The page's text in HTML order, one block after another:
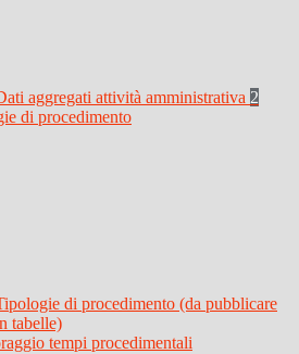
aggregati attività amministrativa 2
di procedimento
di procedimento (da pubblicare
tabelle)
tempi procedimentali